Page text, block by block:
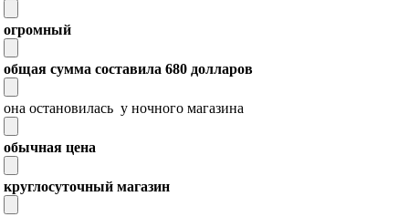
огромный
общая сумма составила 680 долларов
она остановилась у ночного магазина
обычная цена
круглосуточный магазин